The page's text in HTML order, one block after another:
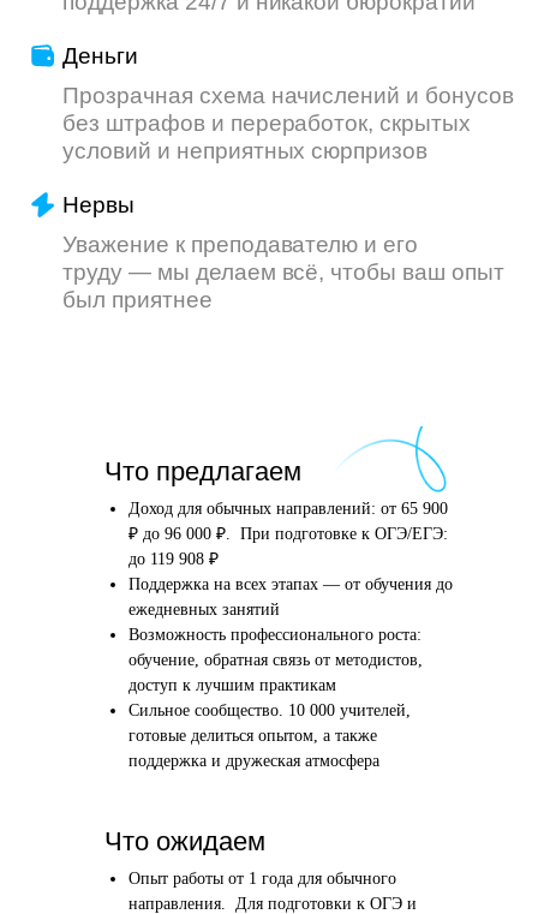
Что предлагаем
Что ожидаем
Доход для обычных направлений: от 65 900
₽ до 96 000 ₽. При подготовке к ОГЭ/ЕГЭ:
до 119 908 ₽
Поддержка на всех этапах — от обучения до
ежедневных занятий
Возможность профессионального роста:
обучение, обратная связь от методистов,
доступ к лучшим практикам
Сильное сообщество. 10 000 учителей,
готовые делиться опытом, а также
поддержка и дружеская атмосфера
Опыт работы от 1 года для обычного
направления. Для подготовки к ОГЭ и
после того, как вы
оставите заявку
Английский язык Школьные предметы
Аудиоинтервью
Отвечаете по-английски на 4 вопроса